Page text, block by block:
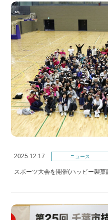
2025.12.17 ニュース
スポーツ大会を開催(ハッピー製